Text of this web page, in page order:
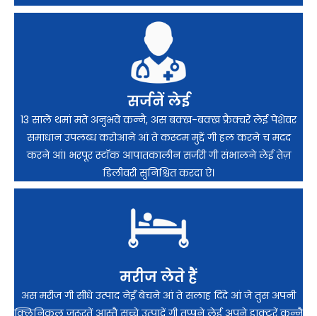
सर्जनें लेई
13 सालें थमां मते अनुभवें कन्नै, अस बक्ख-बक्ख फ्रैक्चरें लेई पेशेवर
समाधान उपलब्ध करोआने आं ते कस्टम मुद्दें गी हल करने च मदद
करने आं। भरपूर स्टॉक आपातकालीन सर्जरी गी संभालने लेई तेज़
डिलीवरी सुनिश्चित करदा ऐ।
मरीज लेते हैं
अस मरीज गी सीधे उत्पाद नेईं बेचने आं ते सलाह दिंदे आं जे तुस अपनी
क्लिनिकल जरूरतें आस्तै सच्चे उत्पादें गी तुप्पने लेई अपने डाक्टरें कन्नै